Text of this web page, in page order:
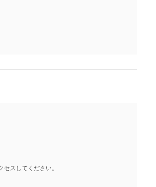
スしてください。